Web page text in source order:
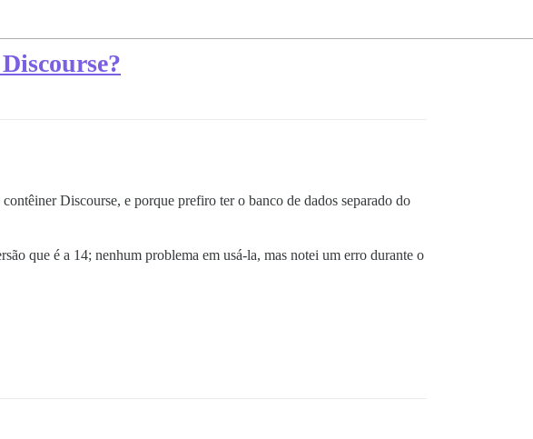
Discourse, e porque prefiro ter o banco de dados separado do
que é a 14; nenhum problema em usá-la, mas notei um erro durante o